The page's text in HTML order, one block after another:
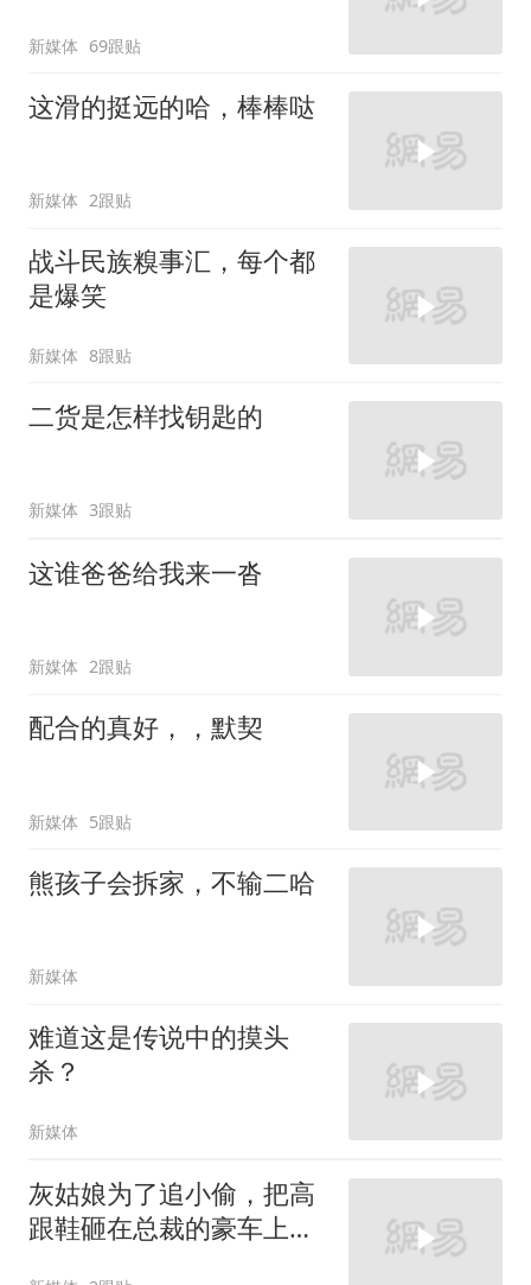
新媒体 69跟贴
这滑的挺远的哈，棒棒哒
新媒体 2跟贴
战斗民族糗事汇，每个都
是爆笑
新媒体 8跟贴
二货是怎样找钥匙的
新媒体 3跟贴
这谁爸爸给我来一沓
新媒体 2跟贴
配合的真好，，默契
新媒体 5跟贴
熊孩子会拆家，不输二哈
新媒体
难道这是传说中的摸头
杀？
新媒体
灰姑娘为了追小偷，把高
跟鞋砸在总裁的豪车上，